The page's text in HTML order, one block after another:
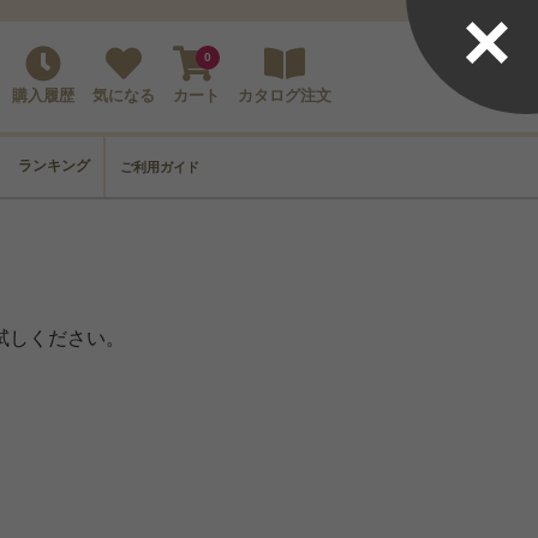
購入履歴 気になる カート
0
カタログ注文
ランキング ご利用ガイド
×
ください。